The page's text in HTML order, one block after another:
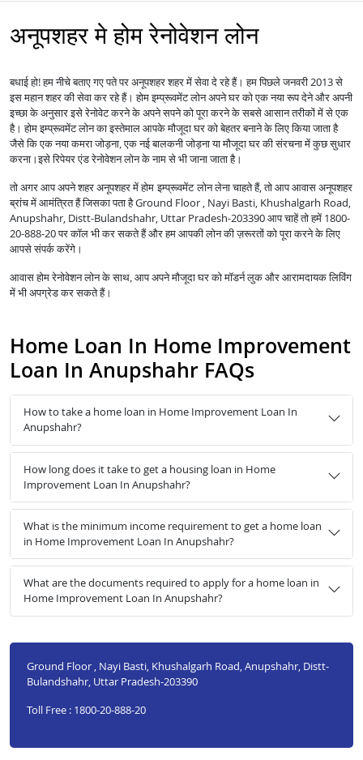
अनूपशहर मे होम रेनोवेशन लोन
बधाई हो! हम नीचे बताए गए पते पर अनूपशहर शहर में सेवा दे रहे हैं। हम पिछले जनवरी 2013 से
इस महान शहर की सेवा कर रहे हैं।होम इम्प्रूवमेंट लोन अपने घर को एक नया रूप देने और अपनी
इच्छा के अनुसार इसे रेनोवेट करने के अपने सपने को पूरा करने के सबसे आसान तरीकों में से एक
है।होम इम्प्रूवमेंट लोन का इस्तेमाल आपके मौजूदा घर को बेहतर बनाने के लिए किया जाता है
जैसे कि एक नया कमरा जोड़ना, एक नई बालकनी जोड़ना या मौजूदा घर की संरचना में कुछ सुधार
करना।इसे रिपेयर एंड रेनोवेशन लोन के नाम से भी जाना जाता है।
तो अगर आप अपने शहर अनूपशहर मेंहोम इम्प्रूवमेंट लोनलेना चाहते हैं, तो आप आवास अनूपशहर
ब्रांच में आमंत्रित हैं जिसका पता है Ground Floor , Nayi Basti, Khushalgarh Road,
Anupshahr, Distt-Bulandshahr, Uttar Pradesh-203390 आप चाहें तो हमें 1800-
20-888-20 पर कॉल भी कर सकते हैं और हम आपकी लोन की ज़रूरतों को पूरा करने के लिए
आपसे संपर्क करेंगे।
आवास होम रेनोवेशन लोन के साथ, आप अपने मौजूदा घर को मॉडर्न लुक और आरामदायक लिविंग
में भी अपग्रेड कर सकते हैं।
Home Loan In Home Improvement
Loan In Anupshahr FAQs
How to take a home loan in Home Improvement Loan In
Anupshahr?
How long does it take to get a housing loan in Home
Improvement Loan In Anupshahr?
What is the minimum income requirement to get a home loan
in Home Improvement Loan In Anupshahr?
What are the documents required to apply for a home loan in
Home Improvement Loan In Anupshahr?
Ground Floor , Nayi Basti, Khushalgarh Road, Anupshahr, Distt-
Bulandshahr, Uttar Pradesh-203390
Toll Free : 1800-20-888-20